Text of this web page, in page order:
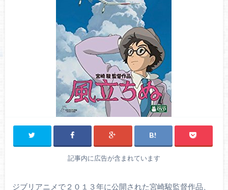
記事内に広告が含まれています
ジブリアニメで２０１３年に公開された宮崎駿監督作品、